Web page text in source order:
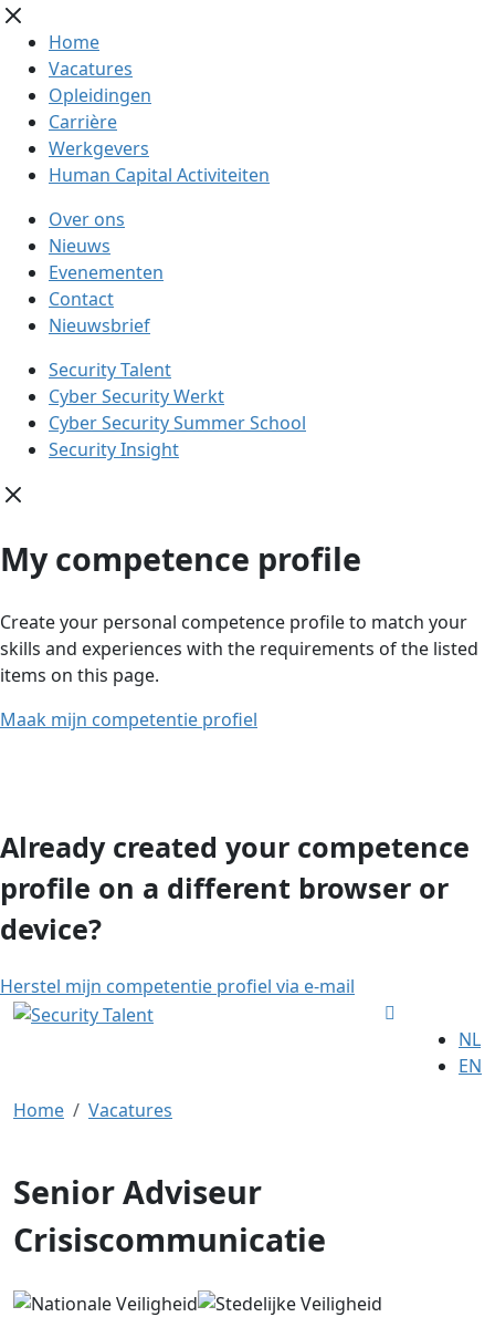
Home
Vacatures
Opleidingen
Carrière
Werkgevers
Human Capital Activiteiten
Over ons
Nieuws
Evenementen
Contact
Nieuwsbrief
Security Talent
Cyber Security Werkt
Cyber Security Summer School
Security Insight
My competence profile
Create your personal competence profile to match your
skills and experiences with the requirements of the listed
items on this page.
Maak mijn competentie profiel
Already created your competence
profile on a different browser or
device?
Herstel mijn competentie profiel via e-mail
NL
EN
Home
Vacatures
Senior Adviseur
Crisiscommunicatie